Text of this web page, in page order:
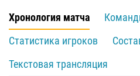
Хронология матча
Статистика игроков
Текстовая трансляция